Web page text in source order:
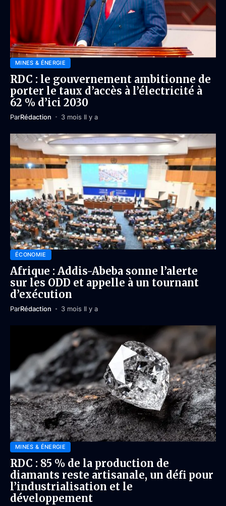
MINES & ÉNERGIE
RDC : le gouvernement ambitionne de
porter le taux d’accès à l’électricité à
62 % d’ici 2030
ParRédaction 3 mois Il y a
ÉCONOMIE
Afrique : Addis-Abeba sonne l’alerte
sur les ODD et appelle à un tournant
d’exécution
ParRédaction 3 mois Il y a
MINES & ÉNERGIE
RDC : 85 % de la production de
diamants reste artisanale, un défi pour
l’industrialisation et le
développement